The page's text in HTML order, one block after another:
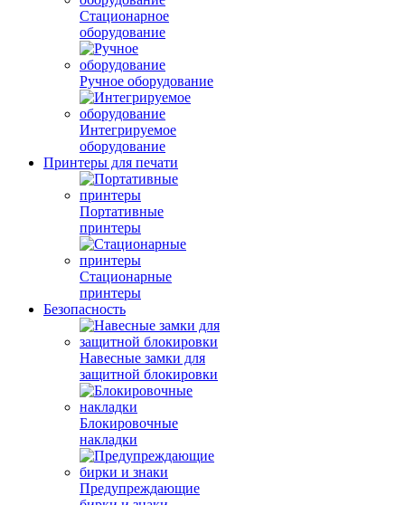
Стационарное
оборудование
Ручное оборудование
Интегрируемое
оборудование
Принтеры для печати
Портативные
принтеры
Стационарные
принтеры
Безопасность
Навесные замки для
защитной блокировки
Блокировочные
накладки
Предупреждающие